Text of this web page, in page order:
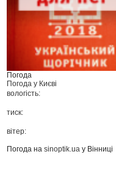
Погода
Погода у Києві
вологість:
тиск:
вітер:
Погода наsinoptik.ua у Вінниці